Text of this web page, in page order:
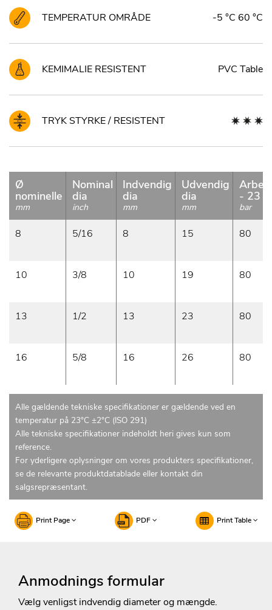
TEMPERATUR OMRÅDE -5 °C 60 °C
KEMIMALIE RESISTENT PVC Table
TRYK STYRKE / RESISTENT
Ø
nominelle
mm
Nominal
dia
inch
Indvendig
dia
mm
Udvendig
dia
mm
- 23
bar
8 5/16 8 15 80
10 3/8 10 19 80
13 1/2 13 23 80
16 5/8 16 26 80
Alle gældende tekniske specifikationer er gældende ved en
temperatur på 23°C ±2°C (ISO 291)
Alle tekniske specifikationer indeholdt heri gives kun som
reference.
For yderligere oplysninger om vores produkters specifikationer,
se de relevante produktdatablade eller kontakt din
salgsrepræsentant.
Print Page PDF Print Table
Anmodnings formular
Vælg venligst indvendig diameter og mængde.